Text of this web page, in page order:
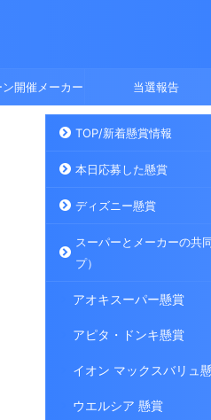
開催メーカー 当選報告
TOP/新着懸賞情報
本日応募した懸賞
ディズニー懸賞
スーパーとメーカーの共
プ）
アオキスーパー懸賞
アピタ・ドンキ懸賞
イオン マックスバリュ
ウエルシア 懸賞